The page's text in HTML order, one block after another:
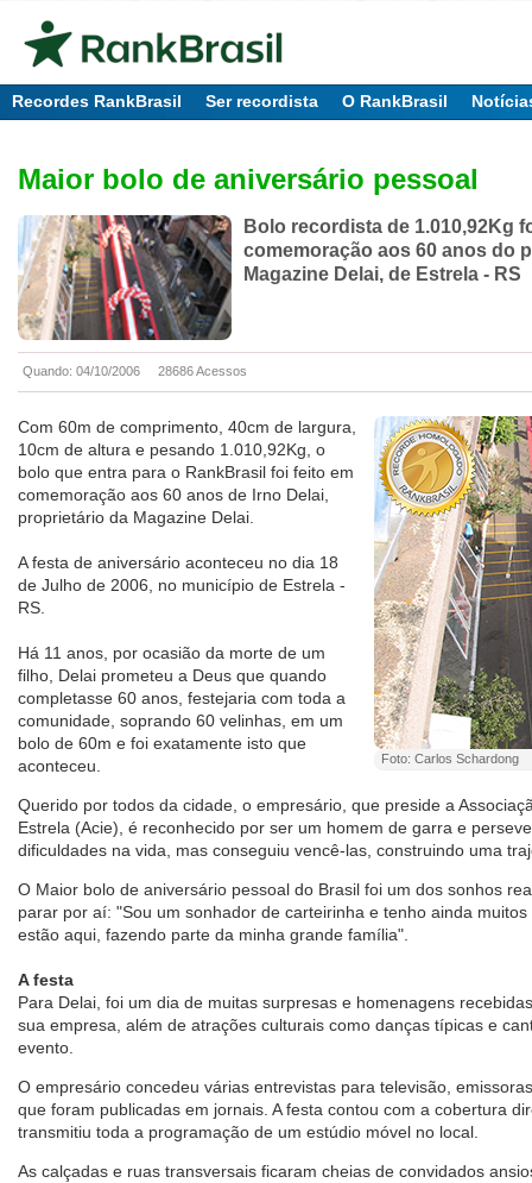
Recordes RankBrasil Ser recordista O RankBrasil
Maior bolo de aniversário pessoal
Bolo recordista de 1.010,92Kg
comemoração aos 60 anos do
Magazine Delai, de Estrela - RS
Quando: 04/10/2006 28686 Acessos
Foto: Carlos Schardong
Com 60m de comprimento, 40cm de largura,
10cm de altura e pesando 1.010,92Kg, o
bolo que entra para o RankBrasil foi feito em
comemoração aos 60 anos de Irno Delai,
proprietário da Magazine Delai.
A festa de aniversário aconteceu no dia 18
de Julho de 2006, no município de Estrela -
RS.
Há 11 anos, por ocasião da morte de um
filho, Delai prometeu a Deus que quando
completasse 60 anos, festejaria com toda a
comunidade, soprando 60 velinhas, em um
bolo de 60m e foi exatamente isto que
aconteceu.
Querido por todos da cidade, o empresário, que preside a
Estrela (Acie), é reconhecido por ser um homem de garra e
dificuldades na vida, mas conseguiu vencê-las, construindo uma
O Maior bolo de aniversário pessoal do Brasil foi um dos sonhos
parar por aí: "Sou um sonhador de carteirinha e tenho ainda
estão aqui, fazendo parte da minha grande família".
A festa
Para Delai, foi um dia de muitas surpresas e homenagens
sua empresa, além de atrações culturais como danças típicas e
evento.
O empresário concedeu várias entrevistas para televisão,
que foram publicadas em jornais. A festa contou com a cobertura
transmitiu toda a programação de um estúdio móvel no local.
As calçadas e ruas transversais ficaram cheias de convidados